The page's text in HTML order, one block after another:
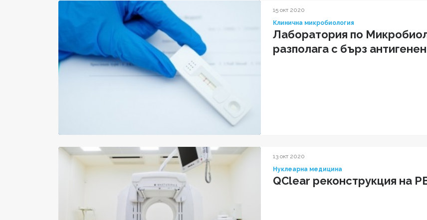
15 окт 2020
Клинична микробиология
Лаборатория по
разполага с бърз
13 окт 2020
Нуклеарна медицина
QClear реконструкция на